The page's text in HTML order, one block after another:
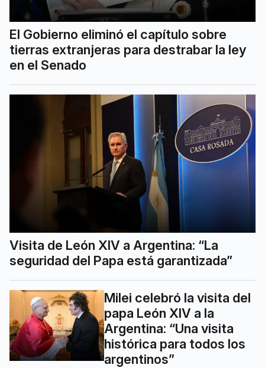
El Gobierno eliminó el capítulo sobre
tierras extranjeras para destrabar la ley
en el Senado
Visita de León XIV a Argentina: “La
seguridad del Papa está garantizada”
Milei celebró la visita del
papa León XIV a la
Argentina: “Una visita
histórica para todos los
argentinos”